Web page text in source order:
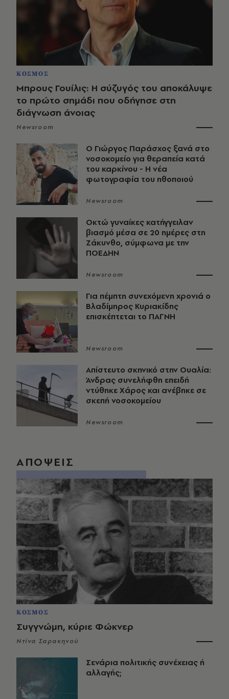
ΚΟΣΜΟΣ
Μπρους Γουίλις: Η σύζυγός του αποκάλυψε
το πρώτο σημάδι που οδήγησε στη
διάγνωση άνοιας
Newsroom
O Γιώργος Παράσχος ξανά στο
νοσοκομείο για θεραπεία κατά
του καρκίνου - Η νέα
φωτογραφία του ηθοποιού
Newsroom
Οκτώ γυναίκες κατήγγειλαν
βιασμό μέσα σε 20 ημέρες στη
Ζάκυνθο, σύμφωνα με την
ΠΟΕΔΗΝ
Newsroom
Για πέμπτη συνεχόμενη χρονιά ο
Βλαδίμηρος Κυριακίδης
επισκέπτεται το ΠΑΓΝΗ
Newsroom
Απίστευτο σκηνικό στην Ουαλία:
Άνδρας συνελήφθη επειδή
ντύθηκε Χάρος και ανέβηκε σε
σκεπή νοσοκομείου
Newsroom
ΑΠΟΨΕΙΣ
ΚΟΣΜΟΣ
Συγγνώμη, κύριε Φώκνερ
Ντίνα Σαρακηνού
Σενάρια πολιτικής συνέχειας ή
αλλαγής;